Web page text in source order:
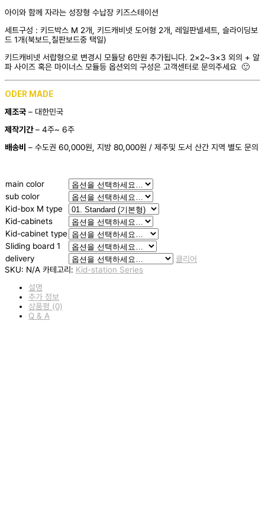
아이와 함께 자라는 성장형 수납장 키즈스테이션
세트구성 : 키드박스 M 2개, 키드캐비넷 도어형 2개, 레일판넬세트, 슬라이딩보
드 1개(북보드,칠판보드중 택일)
키드캐비넷 서랍형으로 변경시 모듈당 6만원 추가됩니다. 2×2~3×3 외의 + 알
파 사이즈 혹은 마이너스 모듈등 옵션외의 구성은 고객센터로 문의주세요 🙂
ODER MADE
제조국 – 대한민국
제작기간– 4주~ 6주
배송비 – 수도권 60,000원, 지방 80,000원 / 제주및 도서 산간 지역 별도 문의
main color
sub color
Kid-box M type
Kid-cabinets
Kid-cabinet type
Sliding board 1
delivery
클리어
SKU: N/A 카테고리: Kid-station Series
설명
추가 정보
상품평 (0)
Q & A